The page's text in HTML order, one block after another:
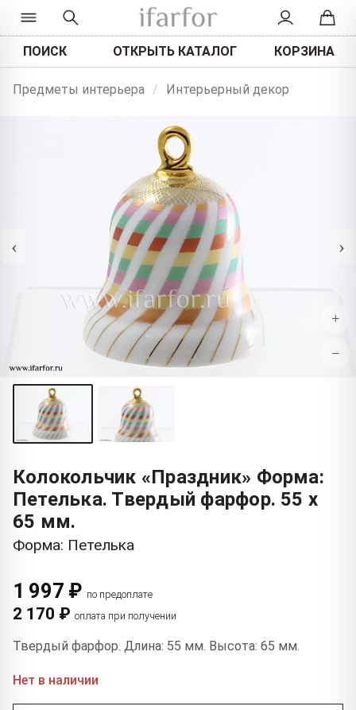
ПОИСК ОТКРЫТЬ КАТАЛОГ КОРЗИНА
Предметы интерьера / Интерьерный декор
‹ ›
+
−
Колокольчик «Праздник» Форма:
Петелька. Твердый фарфор. 55 x
65 мм.
Форма: Петелька
1 997 ₽ по предоплате
2 170 ₽ оплата при получении
Твердый фарфор. Длина: 55 мм. Высота: 65 мм.
Нет в наличии